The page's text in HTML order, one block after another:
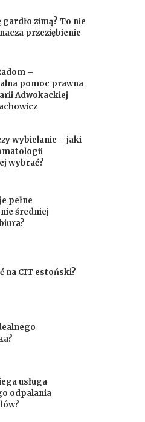
gardło zimą? To nie
przeziębienie
–
pomoc prawna
Adwokackiej
wybielanie – jaki
wybrać?
pełne
średniej
na CIT estoński?
usługa
odpalania